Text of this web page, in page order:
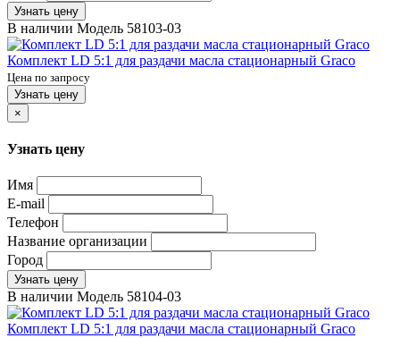
Узнать цену
В наличии Модель 58103-03
Комплект LD 5:1 для раздачи масла стационарный Graco
Цена по запросу
Узнать цену
×
Узнать цену
Имя
E-mail
Телефон
Название организации
Город
Узнать цену
В наличии Модель 58104-03
Комплект LD 5:1 для раздачи масла стационарный Graco